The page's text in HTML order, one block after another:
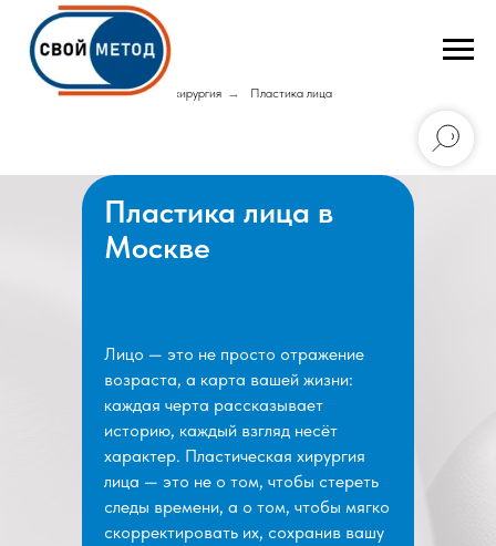
Главная → Пластическая хирургия → Пластика лица
Лицо — это не просто отражение
возраста, а карта вашей жизни:
каждая черта рассказывает
историю, каждый взгляд несёт
характер. Пластическая хирургия
лица — это не о том, чтобы стереть
следы времени, а о том, чтобы мягко
скорректировать их, сохранив вашу
Пластика лица в
Москве